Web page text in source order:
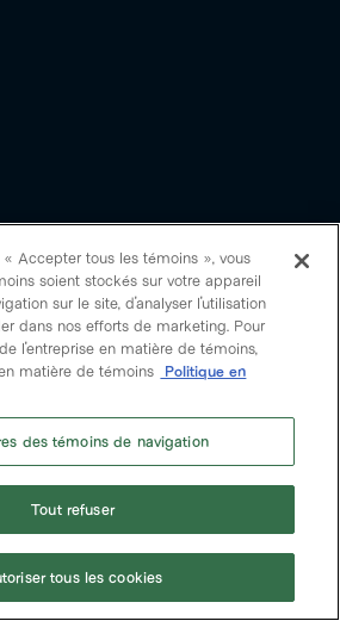
Accepter tous les témoins », vous
soient stockés sur votre appareil
sur le site, d'analyser l'utilisation
dans nos efforts de marketing. Pour
l'entreprise en matière de témoins,
matière de témoins
Politique en
des témoins de navigation
Tout refuser
tous les cookies